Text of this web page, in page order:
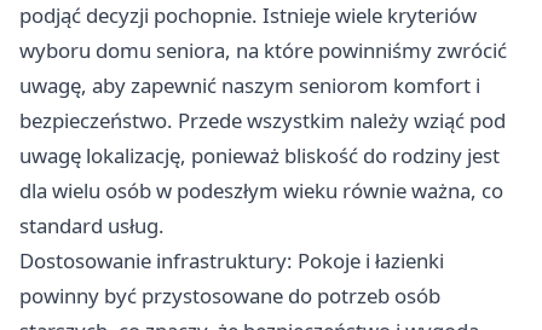
podjąć decyzji pochopnie. Istnieje wiele kryteriów
wyboru domu seniora, na które powinniśmy zwrócić
uwagę, aby zapewnić naszym seniorom komfort i
bezpieczeństwo. Przede wszystkim należy wziąć pod
uwagę lokalizację, ponieważ bliskość do rodziny jest
dla wielu osób w podeszłym wieku równie ważna, co
standard usług.
Dostosowanie infrastruktury: Pokoje i łazienki
powinny być przystosowane do potrzeb osób